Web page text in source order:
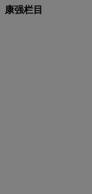
康强栏目